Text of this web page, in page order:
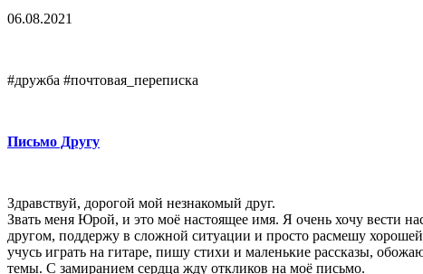
06.08.2021
#дружба #почтовая_переписка
Письмо Другу
Здравствуй, дорогой мой незнакомый друг.
Звать меня Юрой, и это моё настоящее имя. Я очень хочу вести
другом, поддержу в сложной ситуации и просто расмешу
учусь играть на гитаре, пишу стихи и маленькие рассказы,
темы. С замиранием сердца жду откликов на моё письмо.